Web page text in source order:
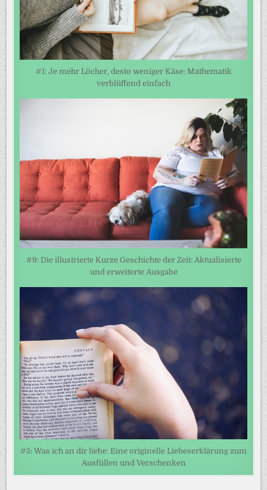
#1: Je mehr Löcher, desto weniger Käse: Mathematik
verblüffend einfach
#9: Die illustrierte Kurze Geschichte der Zeit: Aktualisierte
und erweiterte Ausgabe
#5: Was ich an dir liebe: Eine originelle Liebeserklärung zum
Ausfüllen und Verschenken